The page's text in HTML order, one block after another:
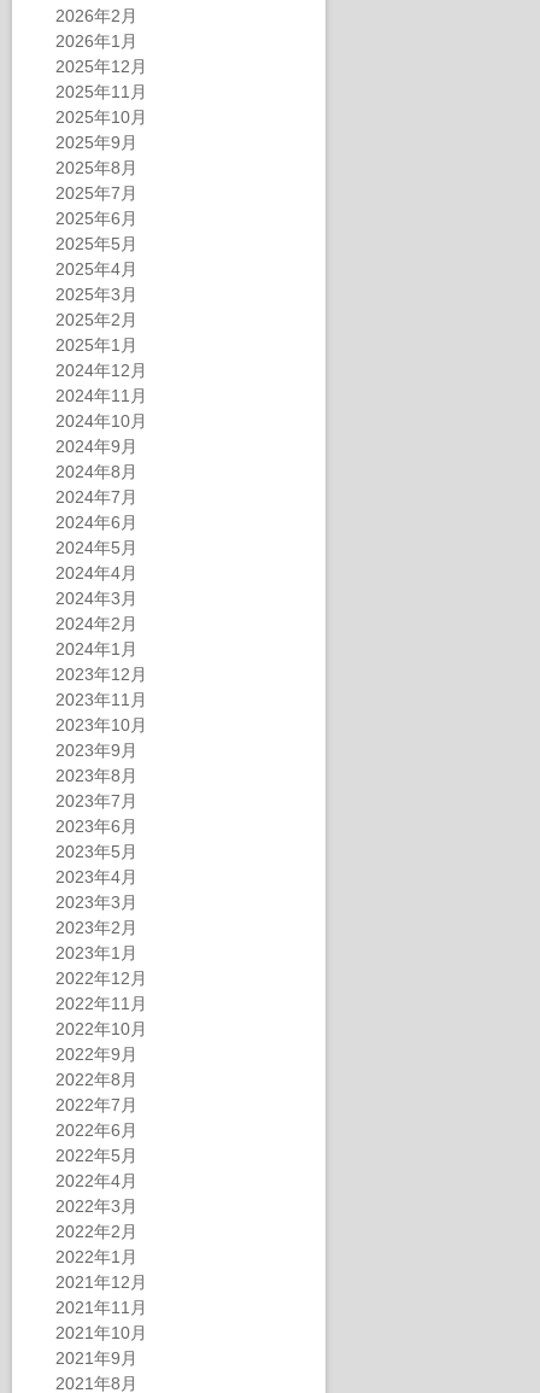
2026年2月
2026年1月
2025年12月
2025年11月
2025年10月
2025年9月
2025年8月
2025年7月
2025年6月
2025年5月
2025年4月
2025年3月
2025年2月
2025年1月
2024年12月
2024年11月
2024年10月
2024年9月
2024年8月
2024年7月
2024年6月
2024年5月
2024年4月
2024年3月
2024年2月
2024年1月
2023年12月
2023年11月
2023年10月
2023年9月
2023年8月
2023年7月
2023年6月
2023年5月
2023年4月
2023年3月
2023年2月
2023年1月
2022年12月
2022年11月
2022年10月
2022年9月
2022年8月
2022年7月
2022年6月
2022年5月
2022年4月
2022年3月
2022年2月
2022年1月
2021年12月
2021年11月
2021年10月
2021年9月
2021年8月